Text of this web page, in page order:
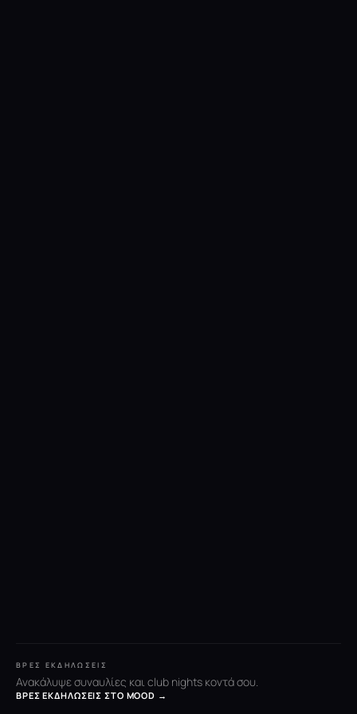
ΒΡΕΣ ΕΚΔΗΛΏΣΕΙΣ
Ανακάλυψε συναυλίες και club nights κοντά σου.
ΒΡΕΣ ΕΚΔΗΛΏΣΕΙΣ ΣΤΟ MOOD →